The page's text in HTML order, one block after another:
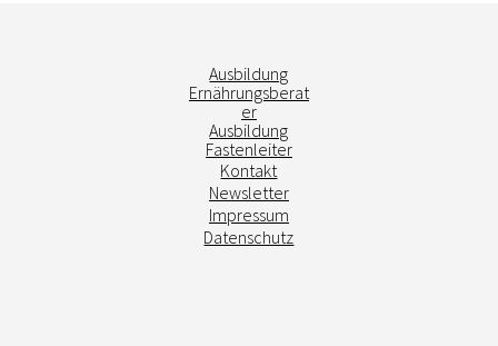
Ausbildung
Ernährungsberat
er
Ausbildung
Fastenleiter
Kontakt
Newsletter
Impressum
Datenschutz